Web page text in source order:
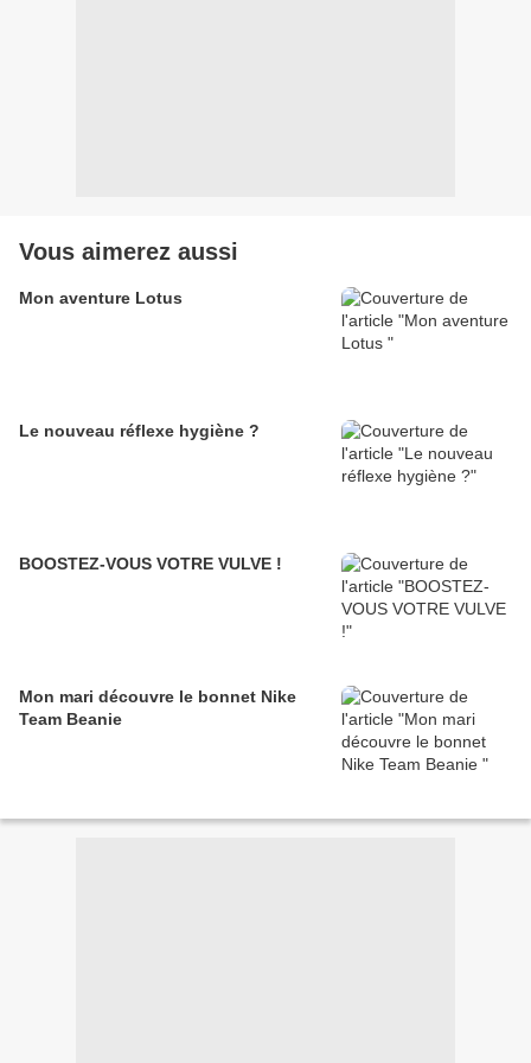
Vous aimerez aussi
Mon aventure Lotus
Le nouveau réflexe hygiène ?
BOOSTEZ-VOUS VOTRE VULVE !
Mon mari découvre le bonnet Nike
Team Beanie